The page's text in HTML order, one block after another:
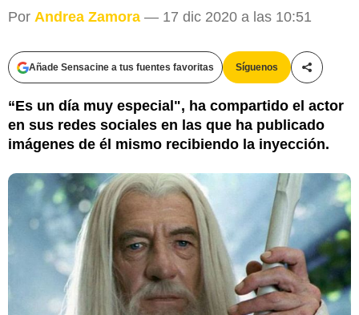
Por Andrea Zamora — 17 dic 2020 a las 10:51
Añade Sensacine a tus fuentes favoritas Síguenos
“Es un día muy especial", ha compartido el actor
en sus redes sociales en las que ha publicado
imágenes de él mismo recibiendo la inyección.